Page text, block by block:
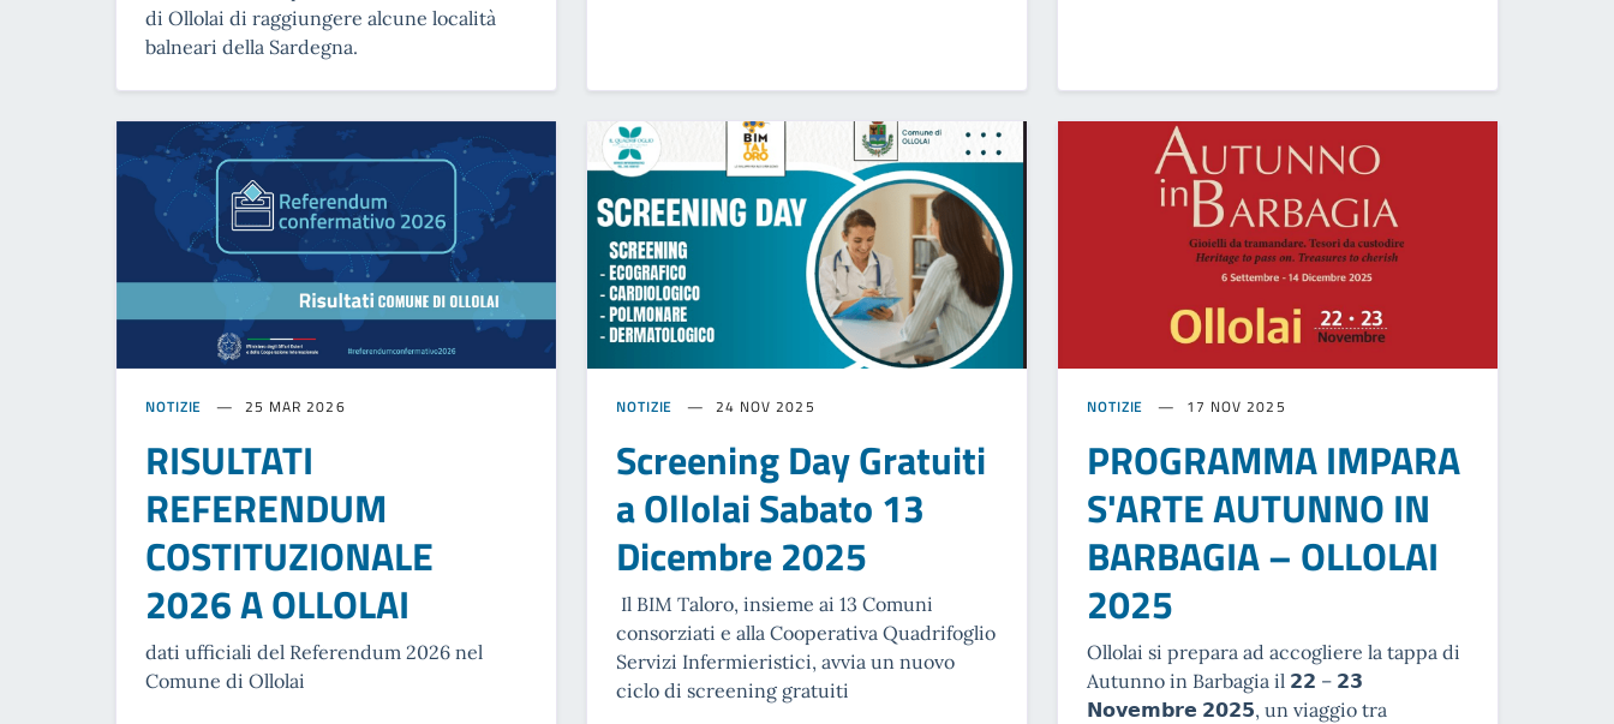
di Ollolai di raggiungere alcune località
balneari della Sardegna.
NOTIZIE 25 MAR 2026
RISULTATI
REFERENDUM
COSTITUZIONALE
2026 A OLLOLAI
dati ufficiali del Referendum 2026 nel
Comune di Ollolai
NOTIZIE 24 NOV 2025
Screening Day Gratuiti
a Ollolai Sabato 13
Dicembre 2025
Il BIM Taloro, insieme ai 13 Comuni
consorziati e alla Cooperativa Quadrifoglio
Servizi Infermieristici, avvia un nuovo
ciclo di screening gratuiti
NOTIZIE 17 NOV 2025
PROGRAMMA IMPARA
S'ARTE AUTUNNO IN
BARBAGIA – OLLOLAI
2025
Ollolai si prepara ad accogliere la tappa di
Autunno in Barbagia il 𝟮𝟮 – 𝟮𝟯
𝗡𝗼𝘃𝗲𝗺𝗯𝗿𝗲 𝟮𝟬𝟮𝟱, un viaggio tra